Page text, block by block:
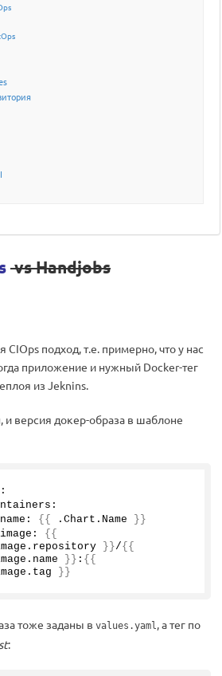
vs Handjobs
подход, т.е. примерно, что у нас
приложение и нужный Docker-тег
из Jeknins.
и версия докер-образа в шаблоне
{{ .Chart. Name
}}
{{
. repository }}/{{
. name }} : {{
. tag
}}
тоже заданы в values.yaml, а тег по
: